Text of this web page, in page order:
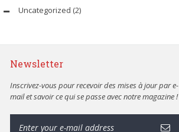
Uncategorized (2)
Newsletter
Inscrivez-vous pour recevoir des mises à jour par e-
mail et savoir ce qui se passe avec notre magazine !